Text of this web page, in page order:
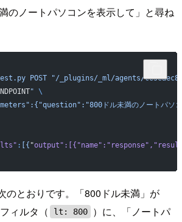
のノートパソコンを表示して」と尋ね
POST "/_plugins/_ml/agents/ce5eaec8-
" \
ドル未満のノートパソ
: [{ "output ":[{"name":" response","
のとおりです。「800ドル未満」が
フィルタ（ lt: 800
）に、「ノートパ